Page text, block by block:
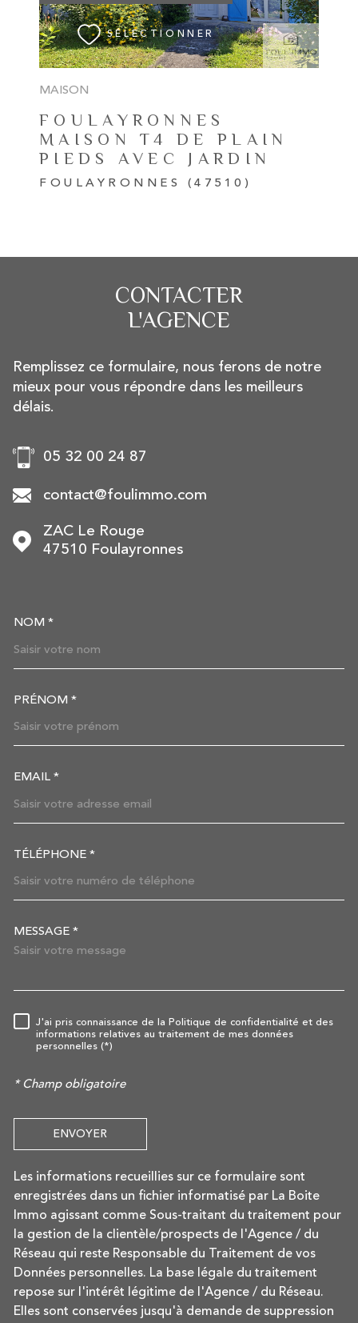
MAISON
FOULAYRONNES
MAISON T4 DE PLAIN
PIEDS AVEC JARDIN
FOULAYRONNES (47510)
SÉLECTIONNER
CONTACTER
L'AGENCE
Remplissez ce formulaire, nous ferons de notre
mieux pour vous répondre dans les meilleurs
délais.
05 32 00 24 87
contact@foulimmo.com
ZAC Le Rouge
47510
Foulayronnes
NOM *
PRÉNOM *
EMAIL *
TÉLÉPHONE *
MESSAGE *
RÈGLEMENTATION
J'ai pris connaissance de la Politique de confidentialité et des
informations relatives au traitement de mes données
personnelles (*)
* Champ obligatoire
ENVOYER
Les informations recueillies sur ce formulaire sont
enregistrées dans un fichier informatisé par La Boite
Immo agissant comme Sous-traitant du traitement pour
la gestion de la clientèle/prospects de l'Agence / du
Réseau qui reste Responsable du Traitement de vos
Données personnelles. La base légale du traitement
repose sur l'intérêt légitime de l'Agence / du Réseau.
Elles sont conservées jusqu'à demande de suppression